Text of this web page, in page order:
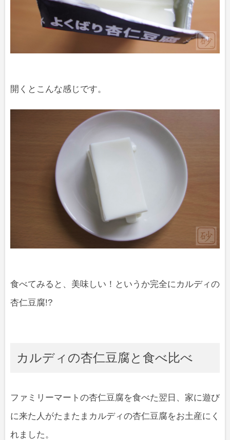
開くとこんな感じです。
食べてみると、美味しい！というか完全にカルディの
杏仁豆腐!?
カルディの杏仁豆腐と食べ比べ
ファミリーマートの杏仁豆腐を食べた翌日、家に遊び
に来た人がたまたまカルディの杏仁豆腐をお土産にく
れました。